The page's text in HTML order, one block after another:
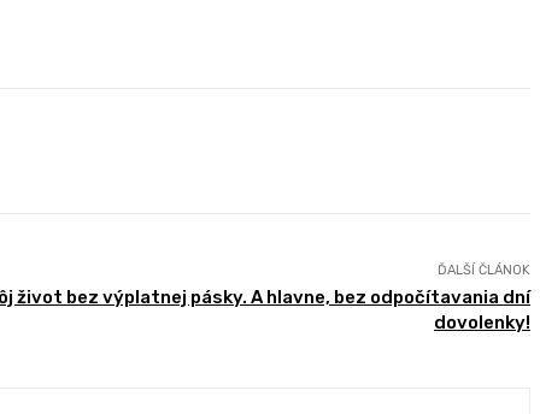
ĎALŠÍ ČLÁNOK
život bez výplatnej pásky. A hlavne, bez odpočítavania dní
dovolenky!